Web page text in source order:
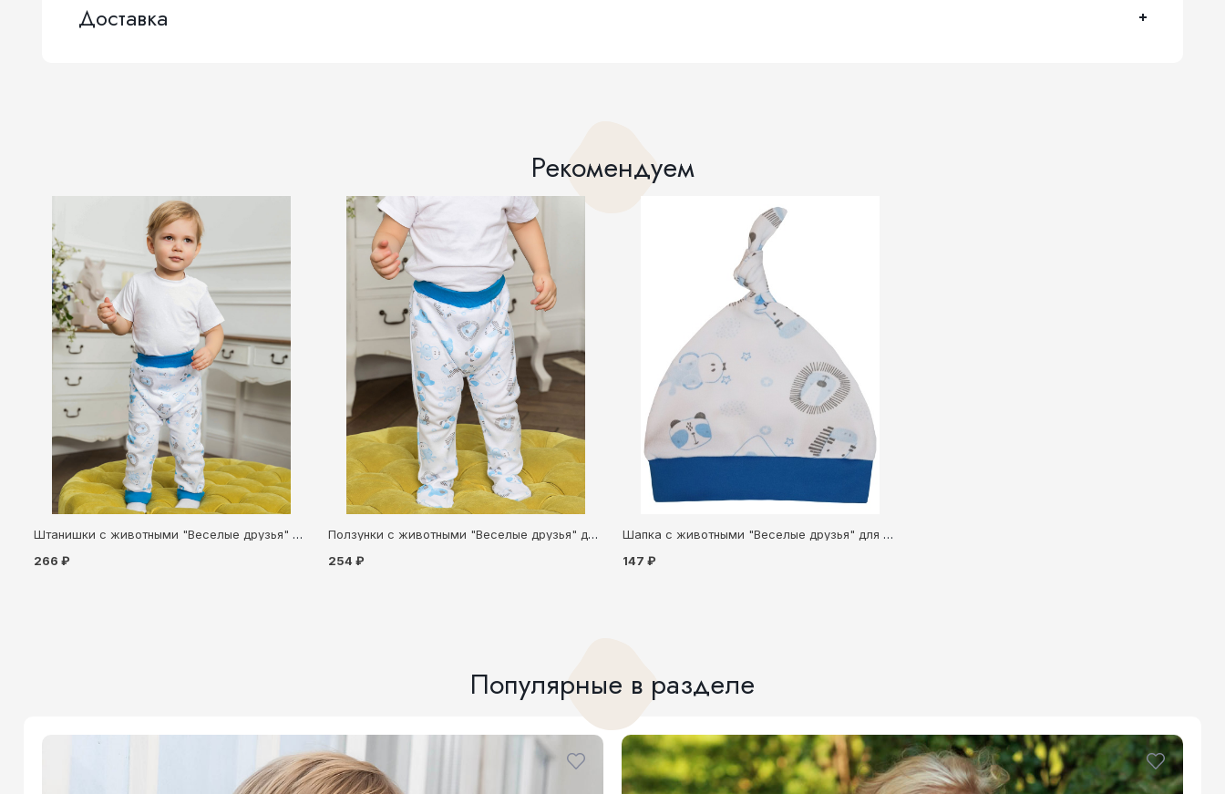
Доставка
Рекомендуем
Штанишки с животными "Веселые друзья" для новорождённого (5030128)
266 ₽
Ползунки с животными "Веселые друзья" для новорождённого (5040128)
254 ₽
Шапка с животными "Веселые друзья" для новорожденного (1000128)
147 ₽
Популярные в разделе